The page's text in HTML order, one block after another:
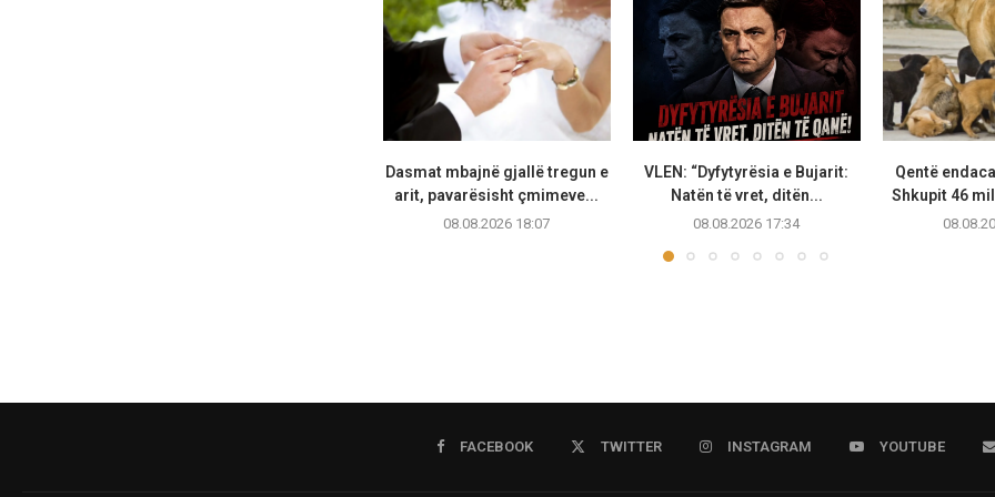
Dasmat mbajnë gjallë tregun e
arit, pavarësisht çmimeve...
08.08.2026 18:07
VLEN: “Dyfytyrësia e Bujarit:
Natën të vret, ditën...
08.08.2026 17:34
Qentë
Shkupit 46
FACEBOOK TWITTER INSTAGRAM YOUTUBE